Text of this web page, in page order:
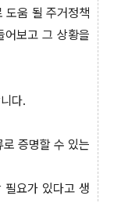
도움 될 주거정책
어보고 그 상황을
다.
증명할 수 있는
필요가 있다고 생